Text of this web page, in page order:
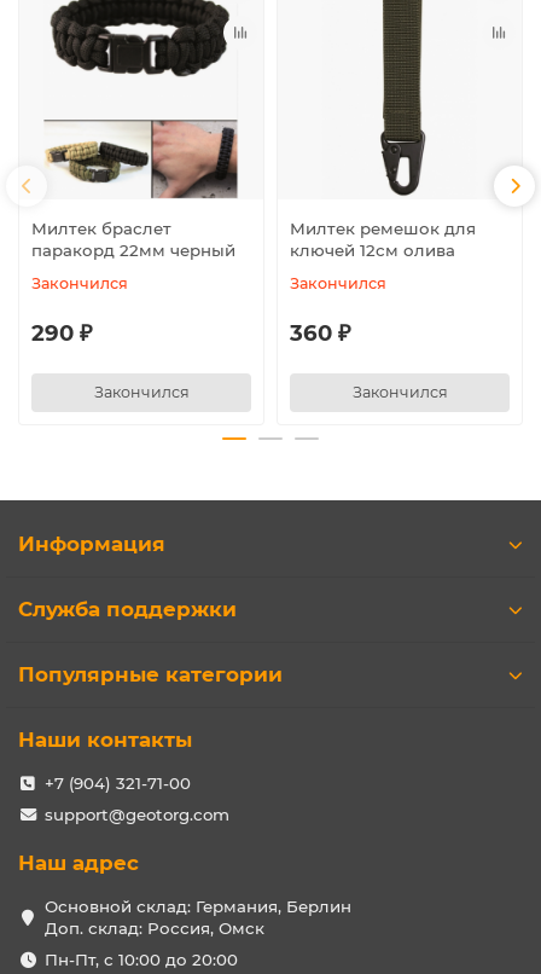
Милтек браслет
паракорд 22мм черный
Закончился
290 ₽
Закончился
Милтек ремешок для
ключей 12см олива
Закончился
360 ₽
Закончился
Информация
Служба поддержки
Популярные категории
Наши контакты
+7 (904) 321-71-00
support@geotorg.com
Наш адрес
Основной склад: Германия, Берлин
Доп. склад: Россия, Омск
Пн-Пт, с 10:00 до 20:00